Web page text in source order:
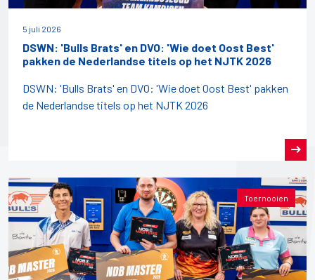
5 juli 2026
DSWN: 'Bulls Brats' en DVO: 'Wie doet Oost Best'
pakken de Nederlandse titels op het NJTK 2026
DSWN: 'Bulls Brats' en DVO: 'Wie doet Oost Best' pakken
de Nederlandse titels op het NJTK 2026
Toernooien